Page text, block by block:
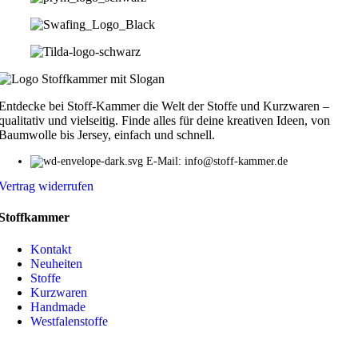
bei Stoff-Kammer die Welt der Stoffe und Kurzwaren –
und vielseitig. Finde alles für deine kreativen Ideen, von
bis Jersey, einfach und schnell.
E-Mail: info@stoff-kammer.de
widerrufen
Kontakt
Neuheiten
Stoffe
Kurzwaren
Handmade
Westfalenstoffe